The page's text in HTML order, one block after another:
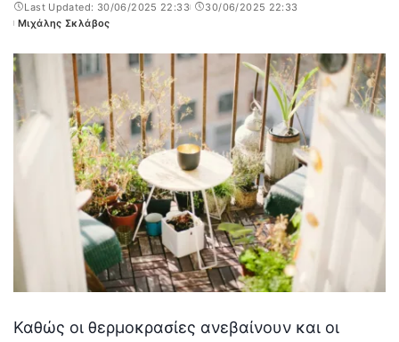
Last Updated: 30/06/2025 22:33
30/06/2025 22:33
Posted
Μιχάλης Σκλάβος
Καθώς οι θερμοκρασίες ανεβαίνουν και οι